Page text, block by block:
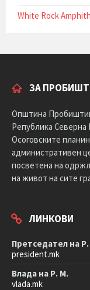
White Rock
ЗА
Општина
Република Северна
Осоговските
административен
посветена на
на живот на сите
ЛИНКОВИ
Претседател на
president.mk
Влада на Р. М.
vlada.mk